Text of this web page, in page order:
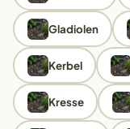
Gladiolen
Kerbel
Kresse